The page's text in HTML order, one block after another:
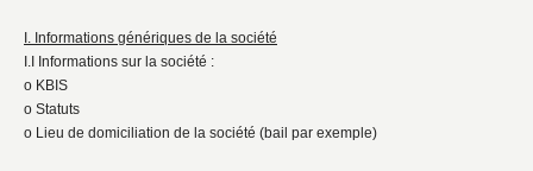
I. Informations génériques de la société
I.I Informations sur la société :
o KBIS
o Statuts
o Lieu de domiciliation de la société (bail par exemple)